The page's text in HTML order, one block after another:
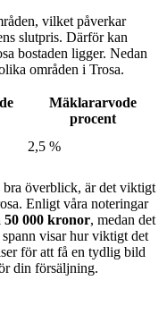
vilket påverkar
slutpris. Därför kan
bostaden ligger. Nedan
områden i Trosa.
Mäklararvode
procent
2,5 %
bra överblick, är det viktigt
. Enligt våra noteringar
50 000 kronor, medan det
spann visar hur viktigt det
för att få en tydlig bild
din försäljning.